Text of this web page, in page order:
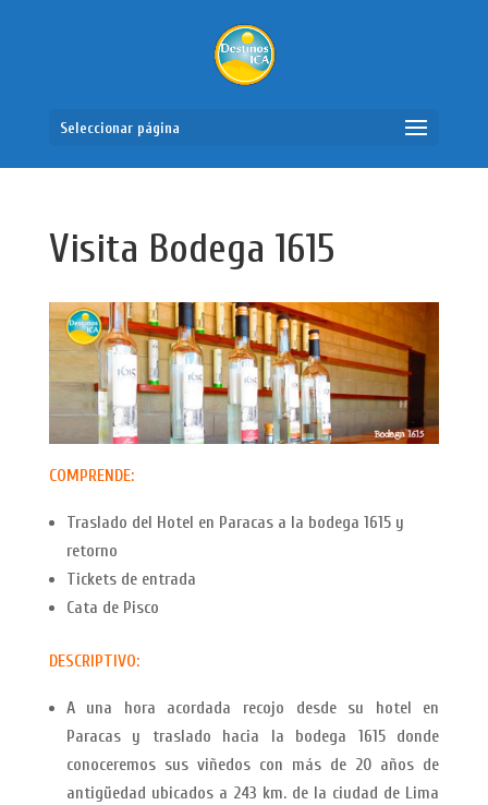
Seleccionar página
Visita Bodega 1615
COMPRENDE:
Traslado del Hotel en Paracas a la bodega 1615 y
retorno
Tickets de entrada
Cata de Pisco
DESCRIPTIVO:
A una hora acordada recojo desde su hotel en
Paracas y traslado hacia la bodega 1615 donde
conoceremos sus viñedos con más de 20 años de
antigüedad ubicados a 243 km. de la ciudad de Lima